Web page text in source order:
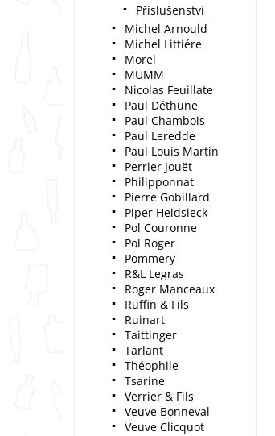
Příslušenství
Michel Arnould
Michel Littiére
Morel
MUMM
Nicolas Feuillate
Paul Déthune
Paul Chambois
Paul Leredde
Paul Louis Martin
Perrier Jouët
Philipponnat
Pierre Gobillard
Piper Heidsieck
Pol Couronne
Pol Roger
Pommery
R&L Legras
Roger Manceaux
Ruffin & Fils
Ruinart
Taittinger
Tarlant
Théophile
Tsarine
Verrier & Fils
Veuve Bonneval
Veuve Clicquot